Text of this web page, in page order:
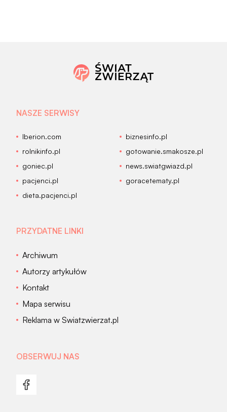
NASZE SERWISY
Iberion.com
biznesinfo.pl
rolnikinfo.pl
gotowanie.smakosze.pl
goniec.pl
news.swiatgwiazd.pl
pacjenci.pl
goracetematy.pl
dieta.pacjenci.pl
PRZYDATNE LINKI
Archiwum
Autorzy artykułów
Kontakt
Mapa serwisu
Reklama w Swiatzwierzat.pl
OBSERWUJ NAS